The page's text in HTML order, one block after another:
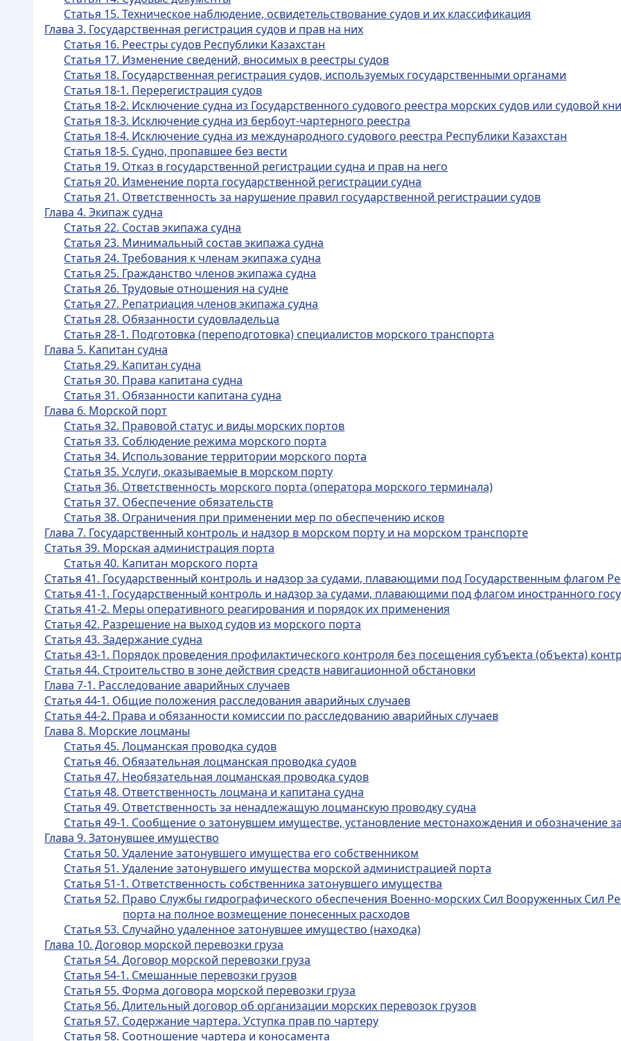
Статья 15. Техническое наблюдение, освидетельствование судов и их классификация
Глава 3. Государственная регистрация судов и прав на них
Статья 16. Реестры судов Республики Казахстан
Статья 17. Изменение сведений, вносимых в реестры судов
Статья 18. Государственная регистрация судов, используемых государственными органами
Статья 18-1. Перерегистрация судов
Статья 18-2. Исключение судна из Государственного судового реестра морских судов или судовой
Статья 18-3. Исключение судна из бербоут-чартерного реестра
Статья 18-4. Исключение судна из международного судового реестра Республики Казахстан
Статья 18-5. Судно, пропавшее без вести
Статья 19. Отказ в государственной регистрации судна и прав на него
Статья 20. Изменение порта государственной регистрации судна
Статья 21. Ответственность за нарушение правил государственной регистрации судов
Глава 4. Экипаж судна
Статья 22. Состав экипажа судна
Статья 23. Минимальный состав экипажа судна
Статья 24. Требования к членам экипажа судна
Статья 25. Гражданство членов экипажа судна
Статья 26. Трудовые отношения на судне
Статья 27. Репатриация членов экипажа судна
Статья 28. Обязанности судовладельца
Статья 28-1. Подготовка (переподготовка) специалистов морского транспорта
Глава 5. Капитан судна
Статья 29. Капитан судна
Статья 30. Права капитана судна
Статья 31. Обязанности капитана судна
Глава 6. Морской порт
Статья 32. Правовой статус и виды морских портов
Статья 33. Соблюдение режима морского порта
Статья 34. Использование территории морского порта
Статья 35. Услуги, оказываемые в морском порту
Статья 36. Ответственность морского порта (оператора морского терминала)
Статья 37. Обеспечение обязательств
Статья 38. Ограничения при применении мер по обеспечению исков
Глава 7. Государственный контроль и надзор в морском порту и на морском транспорте
Статья 39. Морская администрация порта
Статья 40. Капитан морского порта
Статья 41. Государственный контроль и надзор за судами, плавающими под Государственным флагом
Статья 41-1. Государственный контроль и надзор за судами, плавающими под флагом иностранного
Статья 41-2. Меры оперативного реагирования и порядок их применения
Статья 42. Разрешение на выход судов из морского порта
Статья 43. Задержание судна
Статья 43-1. Порядок проведения профилактического контроля без посещения субъекта (объекта)
Статья 44. Строительство в зоне действия средств навигационной обстановки
Глава 7-1. Расследование аварийных случаев
Статья 44-1. Общие положения расследования аварийных случаев
Статья 44-2. Права и обязанности комиссии по расследованию аварийных случаев
Глава 8. Морские лоцманы
Статья 45. Лоцманская проводка судов
Статья 46. Обязательная лоцманская проводка судов
Статья 47. Необязательная лоцманская проводка судов
Статья 48. Ответственность лоцмана и капитана судна
Статья 49. Ответственность за ненадлежащую лоцманскую проводку судна
Статья 49-1. Сообщение о затонувшем имуществе, установление местонахождения и обозначение
Глава 9. Затонувшее имущество
Статья 50. Удаление затонувшего имущества его собственником
Статья 51. Удаление затонувшего имущества морской администрацией порта
Статья 51-1. Ответственность собственника затонувшего имущества
Статья 52. Право Службы гидрографического обеспечения Военно-морских Сил Вооруженных Сил
порта на полное возмещение понесенных расходов
Статья 53. Случайно удаленное затонувшее имущество (находка)
Глава 10. Договор морской перевозки груза
Статья 54. Договор морской перевозки груза
Статья 54-1. Смешанные перевозки грузов
Статья 55. Форма договора морской перевозки груза
Статья 56. Длительный договор об организации морских перевозок грузов
Статья 57. Содержание чартера. Уступка прав по чартеру
Статья 58. Соотношение чартера и коносамента